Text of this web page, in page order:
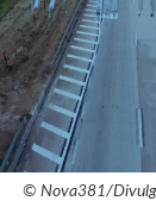
© Nova381/